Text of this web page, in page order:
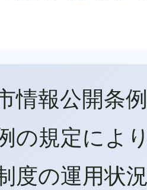
情報公開条
の規定によ
度の運用状